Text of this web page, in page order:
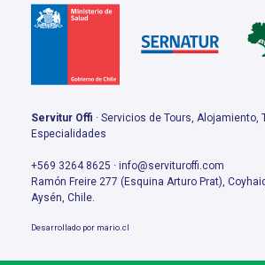
Servitur Offi · Servicios de Tours, Alojamiento,
Especialidades
+569 3264 8625 · info@servituroffi.com
Ramón Freire 277 (Esquina Arturo Prat),
Aysén, Chile.
Desarrollado por mario.cl